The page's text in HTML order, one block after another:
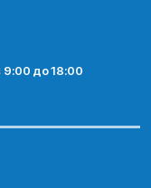
9:00 до 18:00